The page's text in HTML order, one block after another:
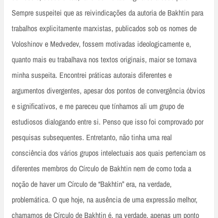
Sempre suspeitei que as reivindicações da autoria de Bakhtin para
trabalhos explicitamente marxistas, publicados sob os nomes de
Voloshinov e Medvedev, fossem motivadas ideologicamente e,
quanto mais eu trabalhava nos textos originais, maior se tornava
minha suspeita. Encontrei práticas autorais diferentes e
argumentos divergentes, apesar dos pontos de convergência óbvios
e significativos, e me pareceu que tínhamos ali um grupo de
estudiosos dialogando entre si. Penso que isso foi comprovado por
pesquisas subsequentes. Entretanto, não tinha uma real
consciência dos vários grupos intelectuais aos quais pertenciam os
diferentes membros do Círculo de Bakhtin nem de como toda a
noção de haver um Círculo de “Bakhtin” era, na verdade,
problemática. O que hoje, na ausência de uma expressão melhor,
chamamos de Círculo de Bakhtin é, na verdade, apenas um ponto